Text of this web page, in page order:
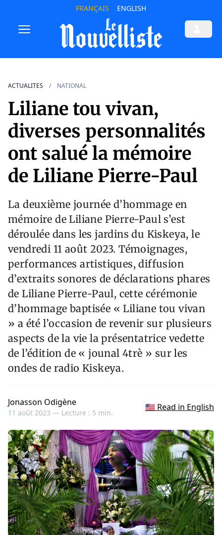
FRANÇAIS ENGLISH
ACTUALITES NATIONAL
Liliane tou vivan,
diverses personnalités
ont salué la mémoire
de Liliane Pierre-Paul
La deuxième journée d’hommage en
mémoire de Liliane Pierre-Paul s’est
déroulée dans les jardins du Kiskeya, le
vendredi 11 août 2023. Témoignages,
performances artistiques, diffusion
d’extraits sonores de déclarations phares
de Liliane Pierre-Paul, cette cérémonie
d’hommage baptisée « Liliane tou vivan
» a été l’occasion de revenir sur plusieurs
aspects de la vie la présentatrice vedette
de l’édition de « jounal 4trè » sur les
ondes de radio Kiskeya.
Jonasson Odigène
11 août 2023 — Lecture : 5 min.
🇺🇸 Read in English